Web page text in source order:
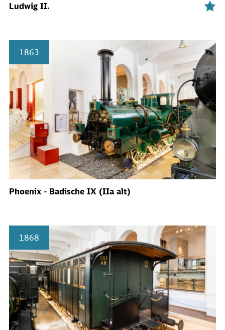
Ludwig II.
1863
Phoenix - Badische IX (IIa alt)
1868